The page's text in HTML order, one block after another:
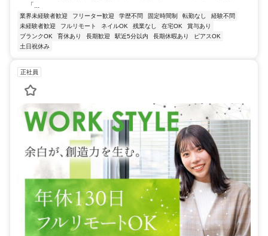
「...
業界未経験者歓迎 フリーター歓迎 学歴不問 固定時間制 転勤なし
経験不問
未経験者歓迎
フルリモート ネイルOK 残業なし 在宅OK
賞与あり
ブランクOK
育休あり 長期歓迎 駅近5分以内 長期休暇あり
ピアスOK
土日祝休み
正社員